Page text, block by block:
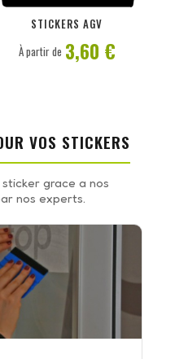
STICKERS AGV
PERSONNALISER
À partir de 3,60 €
VOS STICKERS
grace a nos
nos experts.